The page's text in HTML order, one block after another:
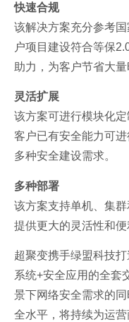
快速合规
该解决方案充分参考
户项目建设符合等保
助力，为客户节省大量
灵活扩展
该方案可进行模块化
客户已有安全能力可
多种安全建设需求。
多种部署
该方案支持单机、集
提供更大的灵活性和便
超聚变携手绿盟科技
系统+安全应用的全套
景下网络安全需求的
全水平，将持续为运